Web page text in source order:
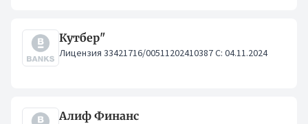
Кутбер"
Лицензия 33421716/00511202410387 С: 04.11.2024
Алиф Финанс